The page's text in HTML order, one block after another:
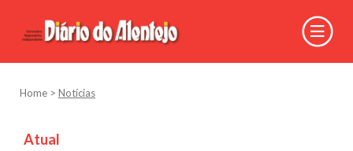
Home > Notícias
Atual